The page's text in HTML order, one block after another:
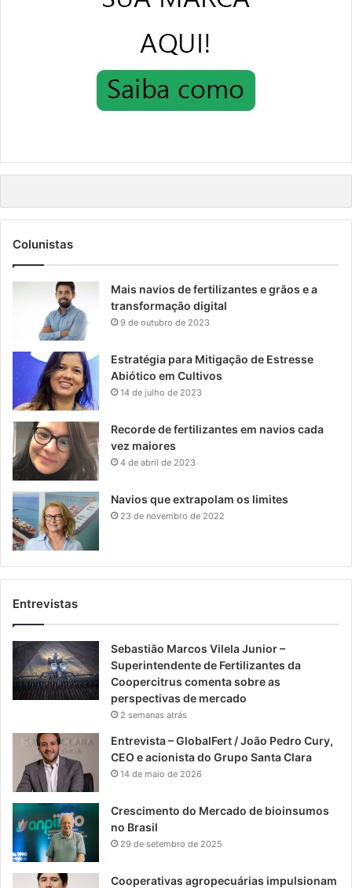
Colunistas
Mais navios de fertilizantes e grãos e a
transformação digital
9 de outubro de 2023
Estratégia para Mitigação de Estresse
Abiótico em Cultivos
14 de julho de 2023
Recorde de fertilizantes em navios cada
vez maiores
4 de abril de 2023
Navios que extrapolam os limites
23 de novembro de 2022
Entrevistas
Sebastião Marcos Vilela Junior –
Superintendente de Fertilizantes da
Coopercitrus comenta sobre as
perspectivas de mercado
2 semanas atrás
Entrevista – GlobalFert / João Pedro Cury,
CEO e acionista do Grupo Santa Clara
14 de maio de 2026
Crescimento do Mercado de bioinsumos
no Brasil
29 de setembro de 2025
Cooperativas agropecuárias impulsionam